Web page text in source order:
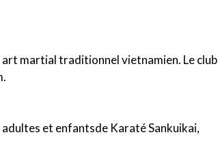
art martial traditionnel vietnamien. Le club
et enfantsde Karaté Sankuikai,